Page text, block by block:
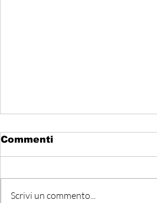
Commenti
Scrivi un commento...